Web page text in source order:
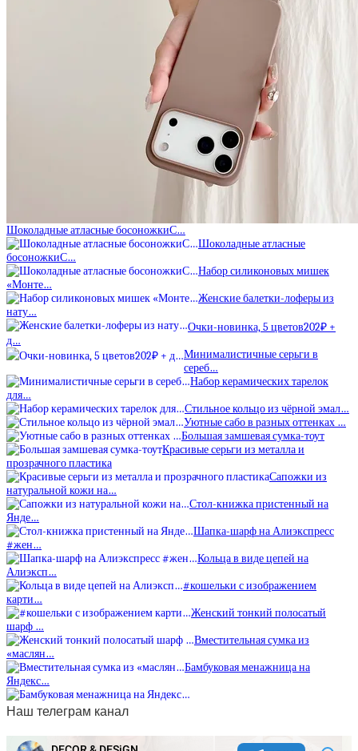
Шоколадные атласные босоножкиС…
Шоколадные атласные
босоножкиС…
Набор силиконовых мишек
«Монте…
Женские балетки-лоферы из
нату…
Очки-новинка, 5 цветов202₽ +
д…
Минималистичные серьги в
сереб…
Набор керамических тарелок
для…
Стильное кольцо из чёрной эмал…
Уютные сабо в разных оттенках …
Большая замшевая сумка-тоут
Красивые серьги из металла и
прозрачного пластика
Сапожки из
натуральной кожи на…
Стол-книжка пристенный на
Янде…
Шапка-шарф на Алиэкспресс
#жен…
Кольца в виде цепей на
Алиэксп…
#кошельки с изображением
карти…
Женский тонкий полосатый
шарф …
Вместительная сумка из
«маслян…
Бамбуковая менажница на
Яндекс…
Наш телеграм канал